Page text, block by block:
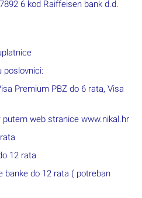
6 kod Raiffeisen bank d.d.
poslovnici:
Premium PBZ do 6 rata, Visa
web stranice www.nikal.hr
12 rata
do 12 rata ( potreban